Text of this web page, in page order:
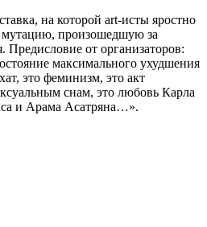
на которой art-исты яростно
произошедшую за
Предисловие от организаторов:
максимального ухудшения
это феминизм, это акт
снам, это любовь Карла
и Арама Асатряна…».